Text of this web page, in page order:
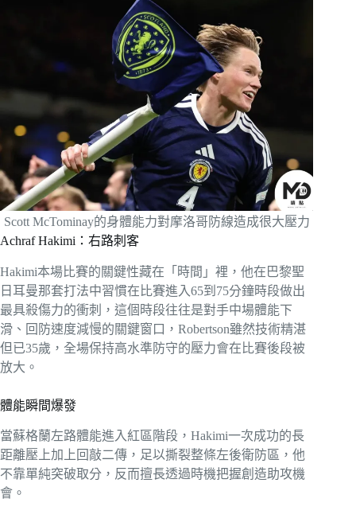
Scott McTominay的身體能力對摩洛哥防線造成很大壓力
Achraf Hakimi：右路刺客
Hakimi本場比賽的關鍵性藏在「時間」裡，他在巴黎聖
日耳曼那套打法中習慣在比賽進入65到75分鐘時段做出
最具殺傷力的衝刺，這個時段往往是對手中場體能下
滑、回防速度減慢的關鍵窗口，Robertson雖然技術精湛
但已35歲，全場保持高水準防守的壓力會在比賽後段被
放大。
體能瞬間爆發
當蘇格蘭左路體能進入紅區階段，Hakimi一次成功的長
距離壓上加上回敲二傳，足以撕裂整條左後衛防區，他
不靠單純突破取分，反而擅長透過時機把握創造助攻機
會。